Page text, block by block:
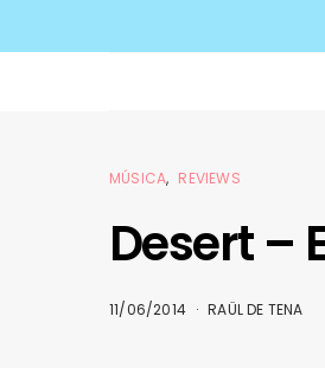
MÚSICA REVIEWS
Desert –
11/06/2014 RAÜL DE TENA